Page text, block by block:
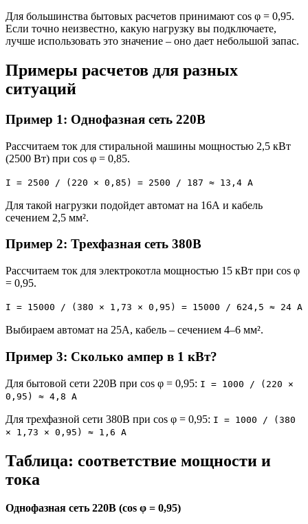
Для большинства бытовых расчетов принимают cos φ = 0,95.
Если точно неизвестно, какую нагрузку вы подключаете,
лучше использовать это значение – оно дает небольшой запас.
Примеры расчетов для разных
ситуаций
Пример 1: Однофазная сеть 220В
Рассчитаем ток для стиральной машины мощностью 2,5 кВт
(2500 Вт) при cos φ = 0,85.
I = 2500 / (220 × 0,85) = 2500 / 187 ≈ 13,4 А
Для такой нагрузки подойдет автомат на 16А и кабель
сечением 2,5 мм².
Пример 2: Трехфазная сеть 380В
Рассчитаем ток для электрокотла мощностью 15 кВт при cos φ
= 0,95.
I = 15000 / (380 × 1,73 × 0,95) = 15000 / 624,5 ≈ 24 А
Выбираем автомат на 25А, кабель – сечением 4–6 мм².
Пример 3: Сколько ампер в 1 кВт?
Для бытовой сети 220В при cos φ = 0,95: I = 1000 / (220 ×
0,95) ≈ 4,8 А
Для трехфазной сети 380В при cos φ = 0,95: I = 1000 / (380
× 1,73 × 0,95) ≈ 1,6 А
Таблица: соответствие мощности и
тока
Однофазная сеть 220В (cos φ = 0,95)